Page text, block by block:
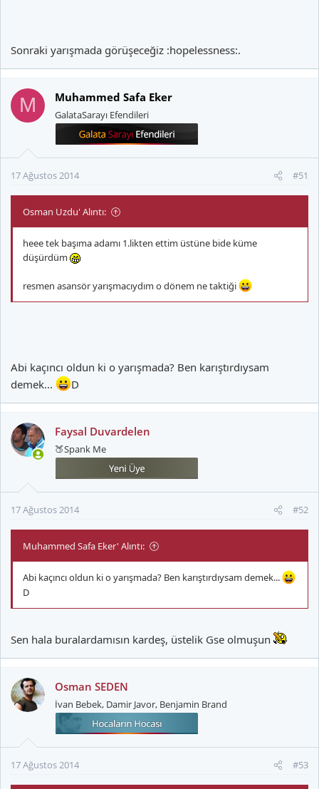
Cem Karaca, Ayna( ne alaka ben de bilmiyorum ama öyle), Yeni
Türkü, Yavuz Çetin, ve Erkin Baba dışında çok dinlemiyorum
Unuttuğum 1-2 isim daha vardır tabi.
Sonraki yarışmada görüşeceğiz :hopelessness:.
M Muhammed Safa Eker
GalataSarayı Efendileri
17 Ağustos 2014 #51
Osman Uzdu' Alıntı:
heee tek başıma adamı 1.likten ettim üstüne bide küme
düşürdüm
resmen asansör yarışmacıydım o dönem ne taktiği
Abi kaçıncı oldun ki o yarışmada? Ben karıştırdıysam
demek...
D
Faysal Duvardelen
🍑Spank Me
17 Ağustos 2014 #52
Muhammed Safa Eker' Alıntı:
Abi kaçıncı oldun ki o yarışmada? Ben karıştırdıysam demek...
D
Sen hala buralardamısın kardeş, üstelik Gse olmuşun
Osman SEDEN
İvan Bebek, Damir Javor, Benjamin Brand
17 Ağustos 2014 #53